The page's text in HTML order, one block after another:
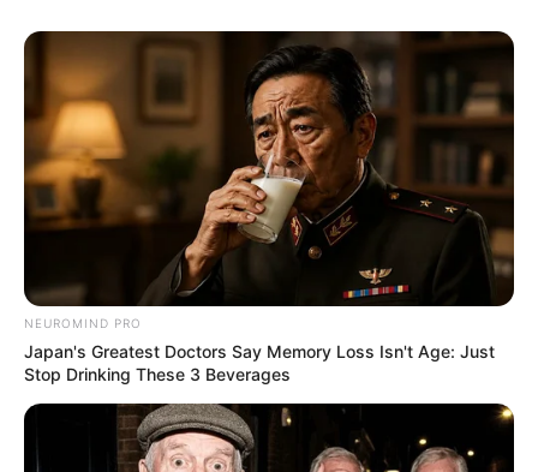
NEUROMIND PRO
Japan's Greatest Doctors Say Memory Loss Isn't Age: Just
Stop Drinking These 3 Beverages